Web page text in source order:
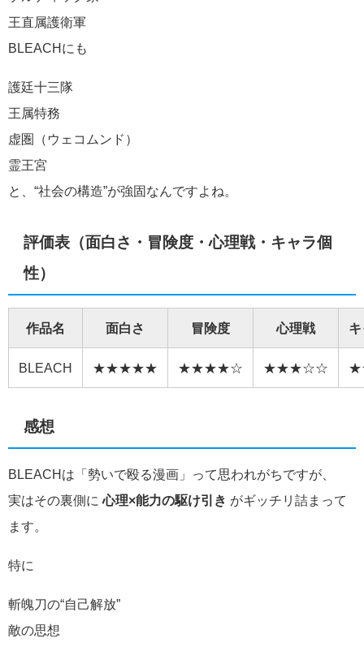
王直属護衛軍
BLEACHにも
護廷十三隊
王属特務
虚圏（ウェコムンド）
霊王宮
と、“社会の構造”が強固なんですよね。
評価表（面白さ・冒険度・心理戦・キャラ個
性）
作品名 面白さ 冒険度 心理戦
BLEACH ★★★★★ ★★★★☆ ★★★☆☆
感想
BLEACHは「勢いで殴る漫画」って思われがちですが、
実はその裏側に心理×能力の駆け引き がギッチリ詰まって
ます。
特に
斬魄刀の“自己解放”
敵の思想